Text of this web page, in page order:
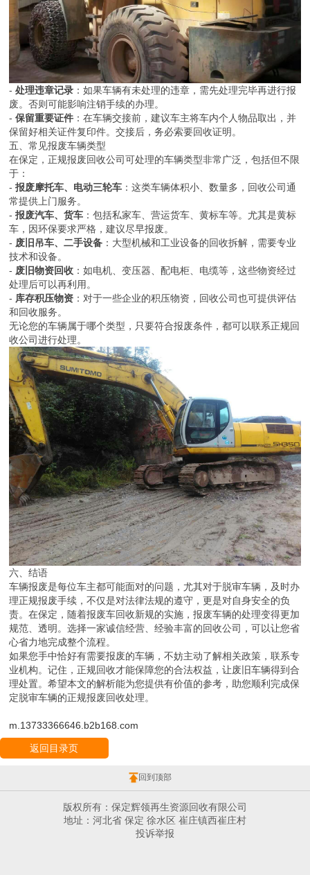
-处理违章记录：如果车辆有未处理的违章，需先处理完毕再进行报
废。否则可能影响注销手续的办理。
-保留重要证件：在车辆交接前，建议车主将车内个人物品取出，并
保留好相关证件复印件。交接后，务必索要回收证明。
五、常见报废车辆类型
在保定，正规报废回收公司可处理的车辆类型非常广泛，包括但不限
于：
-报废摩托车、电动三轮车
常提供上门服务。
-报废汽车、货车：包括私家车、营运货车、黄标车等。尤其是黄标
车，因环保要求严格，建议尽早报废。
-废旧吊车、二手设备
技术和设备。
-废旧物资回收：如电机、变压器、配电柜、电缆等，这些物资经过
处理后可以再利用。
-库存积压物资
和回收服务。
无论您的车辆属于哪个类型，只要符合报废条件，都可以联系正规回
收公司进行处理。
六、结语
车辆报废是每位车主都可能面对的问题，尤其对于脱审车辆，及时办
理正规报废手续，不仅是对法律法规的遵守，更是对自身安全的负
责。在保定，随着报废车回收新规的实施，报废车辆的处理变得更加
规范、透明。选择一家诚信经营、经验丰富的回收公司，可以让您省
心省力地完成整个流程。
如果您手中恰好有需要报废的车辆，不妨主动了解相关政策，联系专
业机构。记住，正规回收才能保障您的合法权益，让废旧车辆得到合
理处置。希望本文的解析能为您提供有价值的参考，助您顺利完成保
m.13733366646.b2b168.com
版权所有：保定辉领再生资源回收有限公司
地址：河北省 保定 徐水区 崔庄镇西崔庄村